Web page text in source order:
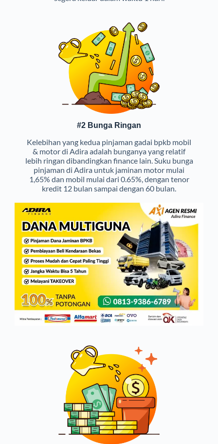
#2 Bunga Ringan
Kelebihan yang kedua pinjaman gadai bpkb mobil
& motor di Adira adalah bunganya yang relatif
lebih ringan dibandingkan finance lain. Suku bunga
pinjaman di Adira untuk jaminan motor mulai
1,65% dan mobil mulai dari 0.65%, dengan tenor
kredit 12 bulan sampai dengan 60 bulan.